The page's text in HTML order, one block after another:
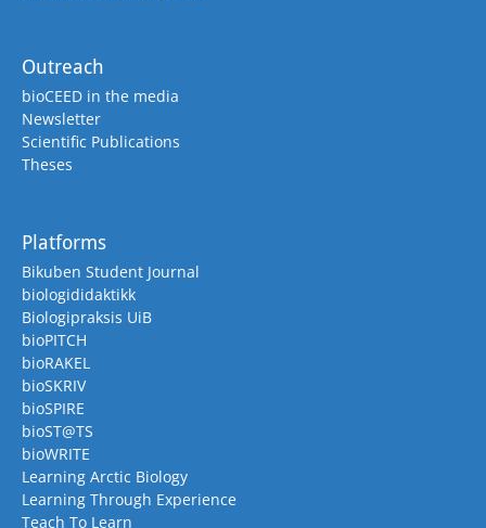
Outreach
bioCEED in the media
Newsletter
Scientific Publications
Theses
Platforms
Bikuben Student Journal
biologididaktikk
Biologipraksis UiB
bioPITCH
bioRAKEL
bioSKRIV
bioSPIRE
bioST@TS
bioWRITE
Learning Arctic Biology
Learning Through Experience
Teach To Learn